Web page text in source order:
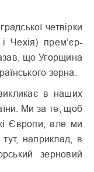
четвірки
Чехія) прем’єр-
що Угорщина
зерна.
в наших
Ми за те, щоб
Європи, але ми
наприклад, в
зерновий